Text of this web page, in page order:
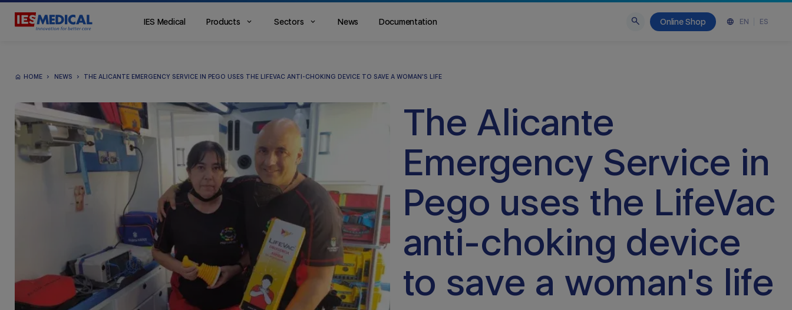
IES Medical Products Sectors News Documentation Online Shop EN ES
HOME NEWS THE ALICANTE EMERGENCY SERVICE IN PEGO USES THE LIFEVAC ANTI-CHOKING DEVICE TO SAVE A WOMAN'S LIFE
The Alicante
Emergency Service in
Pego uses the LifeVac
anti-choking device
to save a woman's life